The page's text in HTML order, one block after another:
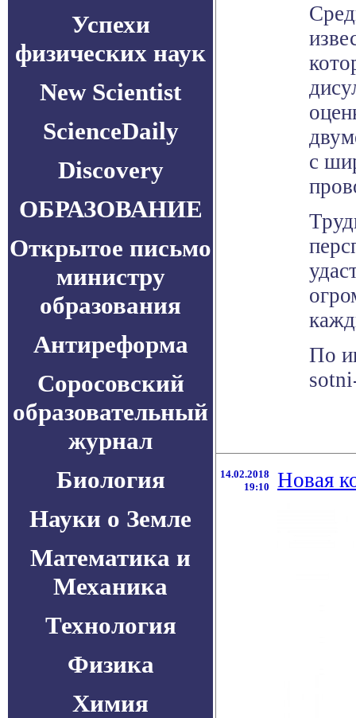
Успехи
физических наук
New Scientist
ScienceDaily
Discovery
ОБРАЗОВАНИЕ
Открытое письмо
министру
образования
Антиреформа
Соросовский
образовательный
журнал
Биология
Науки о Земле
Математика и
Механика
Технология
Физика
Химия
с
По
14.02.2018
19:10
Новая